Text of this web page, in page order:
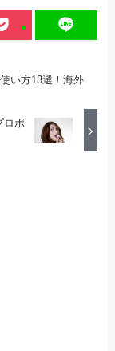
い方13選！海外
ロポ